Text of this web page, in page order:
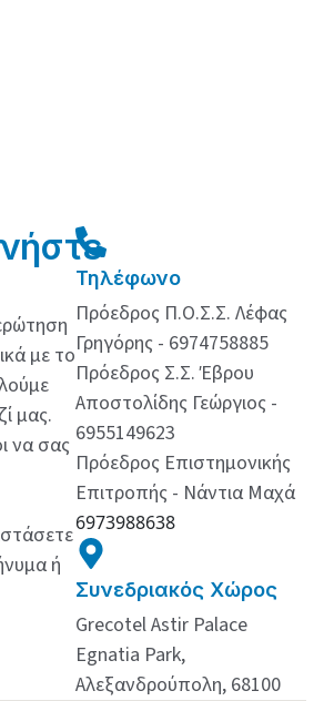
με το
μας.
να σας
ή
Τηλέφωνο
Πρόεδρος Π.Ο.Σ.Σ. Λέφας
Γρηγόρης - 6974758885
Πρόεδρος Σ.Σ. Έβρου
Αποστολίδης Γεώργιος -
6955149623
Πρόεδρος Επιστημονικής
Επιτροπής - Νάντια Μαχά
6973988638
Συνεδριακός Χώρος
Grecotel Astir Palace
Egnatia Park,
Αλεξανδρούπολη, 68100